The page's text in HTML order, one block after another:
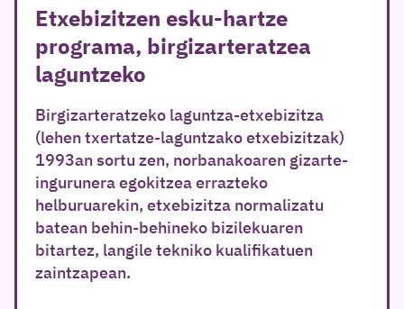
Etxebizitzen esku-hartze
programa, birgizarteratzea
laguntzeko
Birgizarteratzeko laguntza-etxebizitza
(lehen txertatze-laguntzako etxebizitzak)
1993an sortu zen, norbanakoaren gizarte-
ingurunera egokitzea errazteko
helburuarekin, etxebizitza normalizatu
batean behin-behineko bizilekuaren
bitartez, langile tekniko kualifikatuen
zaintzapean.